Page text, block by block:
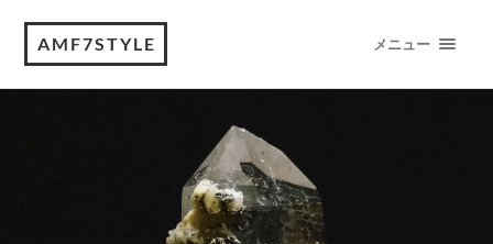
AMF7STYLE メニュー